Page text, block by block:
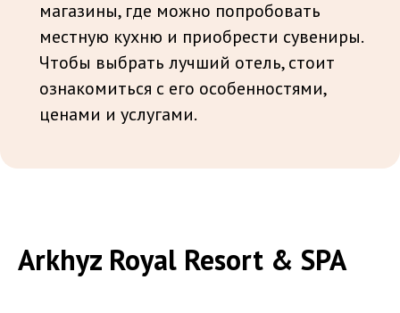
магазины, где можно попробовать
местную кухню и приобрести сувениры.
Чтобы выбрать лучший отель, стоит
ознакомиться с его особенностями,
ценами и услугами.
Arkhyz Royal Resort & SPA